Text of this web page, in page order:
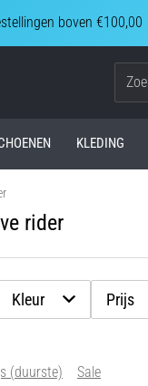
boven €100,00
KLEDING
rider
Kleur Prijs
(duurste) Sale